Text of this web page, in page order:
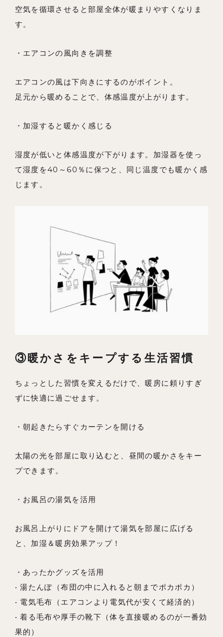
空気を循環させると部屋全体が暖まりやすくなりま
す。
・エアコンの風向きを調整
エアコンの風は下向きにするのがポイント。
足元から暖めることで、体感温度が上がります。
・加湿すると暖かく感じる
湿度が低いと体感温度が下がります。加湿器を使っ
て湿度を40～60％に保つと、同じ温度でも暖かく感
じます。
③暖かさをキープする生活習慣
ちょっとした習慣を変えるだけで、暖房に頼りすぎ
ずに快適に過ごせます。
・朝起きたらすぐカーテンを開ける
太陽の光を部屋に取り込むと、昼間の暖かさをキー
プできます。
・お風呂の湯気を活用
お風呂上がりにドアを開けて湯気を部屋に広げる
と、加湿＆暖房効果アップ！
・あったかグッズを活用
• 湯たんぽ（布団の中に入れると朝までポカポカ）
• 電気毛布（エアコンより電気代が安くて経済的）
• 着る毛布や厚手の靴下（体を直接暖めるのが一番効
果的）